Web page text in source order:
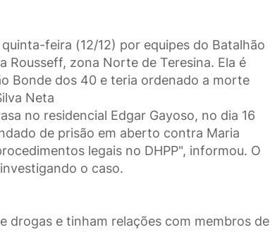
feira (12/12) por equipes do Batalhão
Rousseff, zona Norte de Teresina. Ela é
Bonde dos 40 e teria ordenado a morte
Neta
no residencial Edgar Gayoso, no dia 16
de prisão em aberto contra Maria
legais no DHPP", informou. O
o caso.
drogas e tinham relações com membros de